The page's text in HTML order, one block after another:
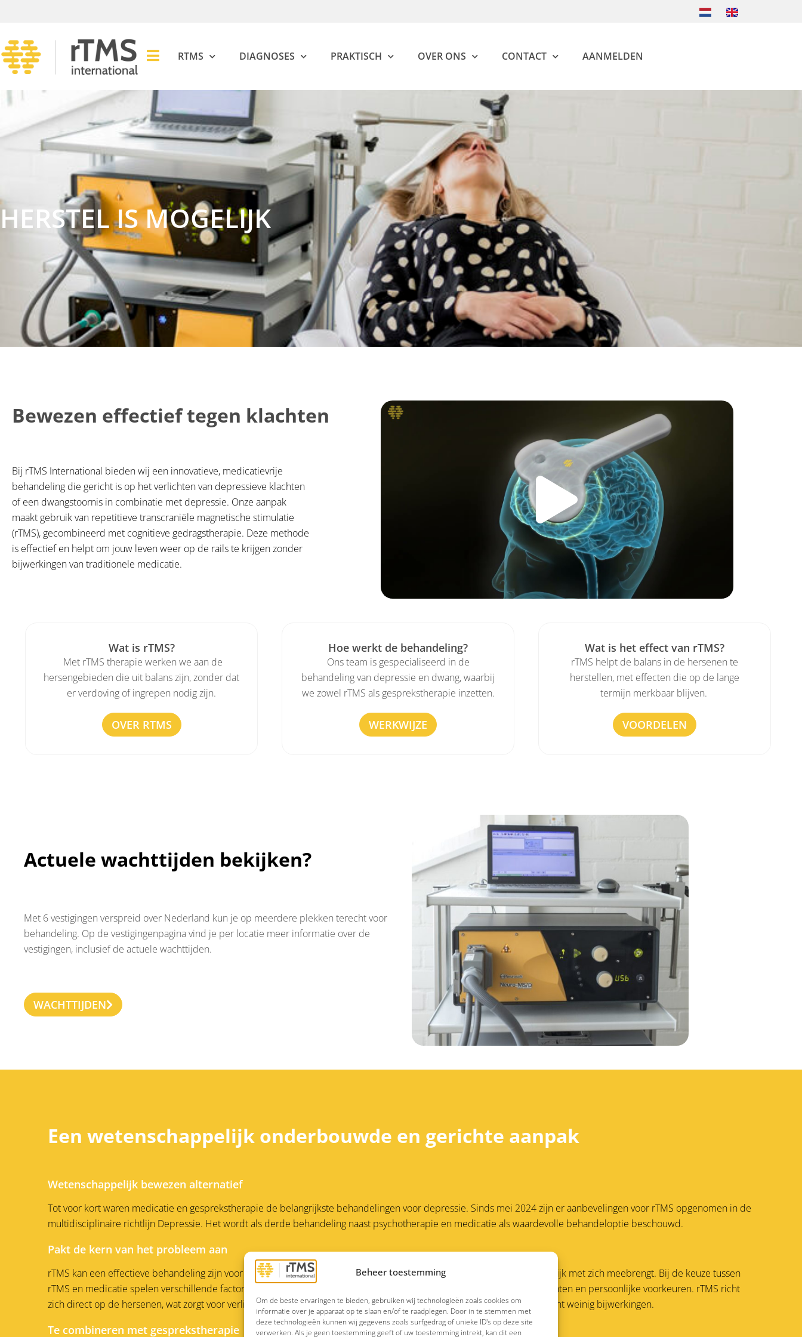
Beheer toestemming
Om de beste ervaringen te bieden, gebruiken wij technologieën zoals cookies om
informatie over je apparaat op te slaan en/of te raadplegen. Door in te stemmen met
deze technologieën kunnen wij gegevens zoals surfgedrag of unieke ID's op deze site
verwerken. Als je geen toestemming geeft of uw toestemming intrekt, kan dit een
RTMS DIAGNOSES PRAKTISCH OVER ONS CONTACT AANMELDEN
HERSTEL IS MOGELIJK
Bewezen effectief tegen klachten
Bij rTMS International bieden wij een innovatieve, medicatievrije
behandeling die gericht is op het verlichten van depressieve klachten
of een dwangstoornis in combinatie met depressie. Onze aanpak
maakt gebruik van repetitieve transcraniële magnetische stimulatie
(rTMS), gecombineerd met cognitieve gedragstherapie. Deze methode
is effectief en helpt om jouw leven weer op de rails te krijgen zonder
bijwerkingen van traditionele medicatie.
Wat is rTMS?
Met rTMS therapie werken we aan de
hersengebieden die uit balans zijn, zonder dat
er verdoving of ingrepen nodig zijn.
OVER RTMS
Hoe werkt de behandeling?
Ons team is gespecialiseerd in de
behandeling van depressie en dwang, waarbij
we zowel rTMS als gesprekstherapie inzetten.
WERKWIJZE
Wat is het effect van rTMS?
rTMS helpt de balans in de hersenen te
herstellen, met effecten die op de lange
termijn merkbaar blijven.
VOORDELEN
Actuele wachttijden bekijken?
Met 6 vestigingen verspreid over Nederland kun je op meerdere plekken terecht voor
behandeling. Op de vestigingenpagina vind je per locatie meer informatie over de
vestigingen, inclusief de actuele wachttijden.
WACHTTIJDEN
Een wetenschappelijk onderbouwde en gerichte aanpak
Wetenschappelijk bewezen alternatief
Tot voor kort waren medicatie en gesprekstherapie de belangrijkste behandelingen voor depressie. Sinds mei 2024 zijn er aanbevelingen voor rTMS opgenomen in de
multidisciplinaire richtlijn Depressie. Het wordt als derde behandeling naast psychotherapie en medicatie als waardevolle behandeloptie beschouwd.
Pakt de kern van het probleem aan
rTMS kan een effectieve behandeling zijn voor depressie of dwangstoornis, zonder de bijwerkingen die medicatie mogelijk met zich meebrengt. Bij de keuze tussen
rTMS en medicatie spelen verschillende factoren een rol, zoals jouw medische voorgeschiedenis, de ernst van jouw klachten en persoonlijke voorkeuren. rTMS richt
zich direct op de hersenen, wat zorgt voor verlichting van depressieve symptomen. Behandeling is tijdsintensief, maar kent weinig bijwerkingen.
Te combineren met gesprekstherapie